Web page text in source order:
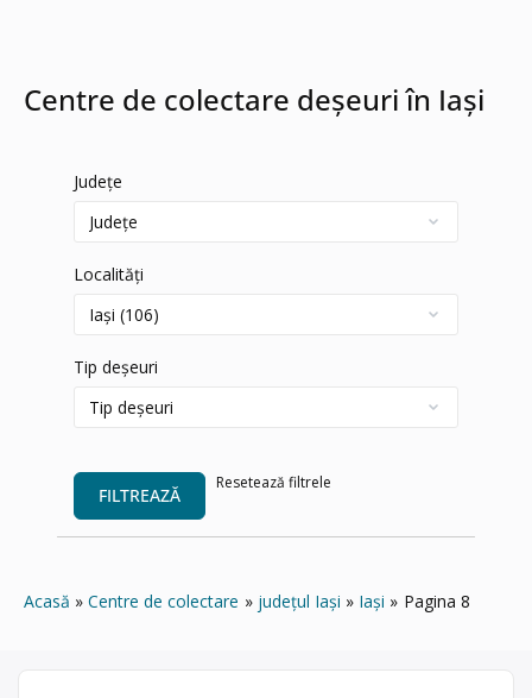
Centre de colectare deșeuri în Iași
Județe
Localități
Tip deșeuri
FILTREAZĂ
Resetează filtrele
Acasă Centre de colectare județul Iași Iași Pagina 8